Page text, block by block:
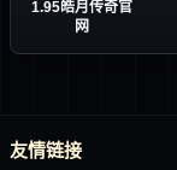
1.95皓月传奇官
网
友情链接